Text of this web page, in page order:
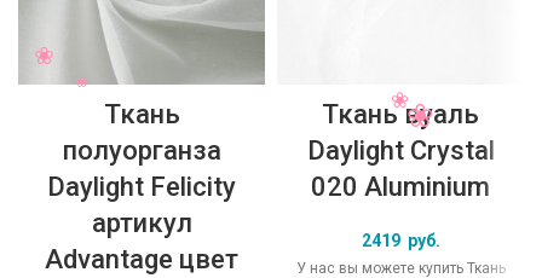
Ткань
полуорганза
Daylight Felicity
артикул
Advantage цвет
Ткань вуаль
Daylight Crystal
020 Aluminium
2419 руб.
У нас вы можете купить Ткань